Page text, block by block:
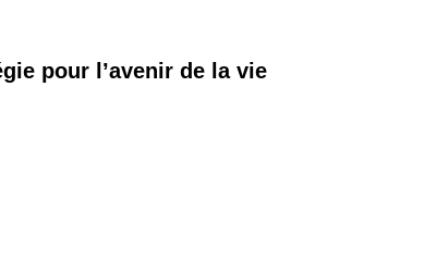
pour l’avenir de la vie